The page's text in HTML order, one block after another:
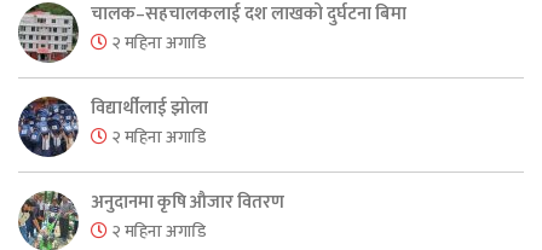
चालक–सहचालकलाई दश लाखको दुर्घटना बिमा
२ महिना अगाडि
विद्यार्थीलाई झोला
२ महिना अगाडि
अनुदानमा कृषि औजार वितरण
२ महिना अगाडि